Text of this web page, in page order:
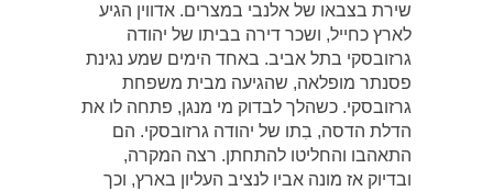
שירת בצבאו של אלנבי במצרים. אדווין הגיע
לארץ כחייל, ושכר דירה בביתו של יהודה
גרזובסקי בתל אביב. באחד הימים שמע נגינת
פסנתר מופלאה, שהגיעה מבית משפחת
גרזובסקי. כשהלך לבדוק מי מנגן, פתחה לו את
הדלת הדסה, בִתו של יהודה גרזובסקי. הם
התאהבו והחליטו להתחתן. רצה המקרה,
ובדיוק אז מונה אביו לנציב העליון בארץ, וכך